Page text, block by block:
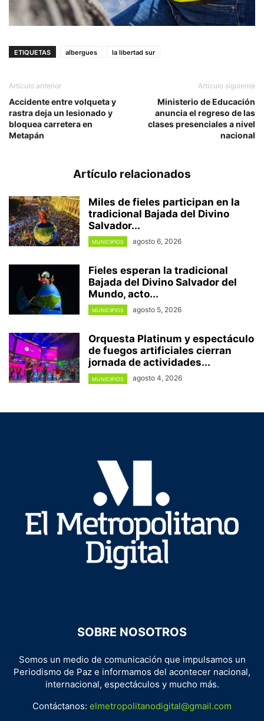
ETIQUETAS albergues la libertad sur
Artículo anterior
Accidente entre volqueta y
rastra deja un lesionado y
bloquea carretera en
Metapán
Artículo siguiente
Ministerio de Educación
anuncia el regreso de las
clases presenciales a nivel
nacional
Artículo relacionados
Miles de fieles participan en la
tradicional Bajada del Divino
Salvador...
MUNICIPIOS agosto 6, 2026
Fieles esperan la tradicional
Bajada del Divino Salvador del
Mundo, acto...
MUNICIPIOS agosto 5, 2026
Orquesta Platinum y espectáculo
de fuegos artificiales cierran
jornada de actividades...
MUNICIPIOS agosto 4, 2026
SOBRE NOSOTROS
Somos un medio de comunicación que impulsamos un
Periodismo de Paz e informamos del acontecer nacional,
internacional, espectáculos y mucho más.
Contáctanos: elmetropolitanodigital@gmail.com